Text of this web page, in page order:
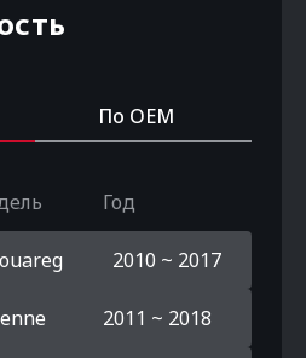
По OEM
Год
2010 ~ 2017
2011 ~ 2018